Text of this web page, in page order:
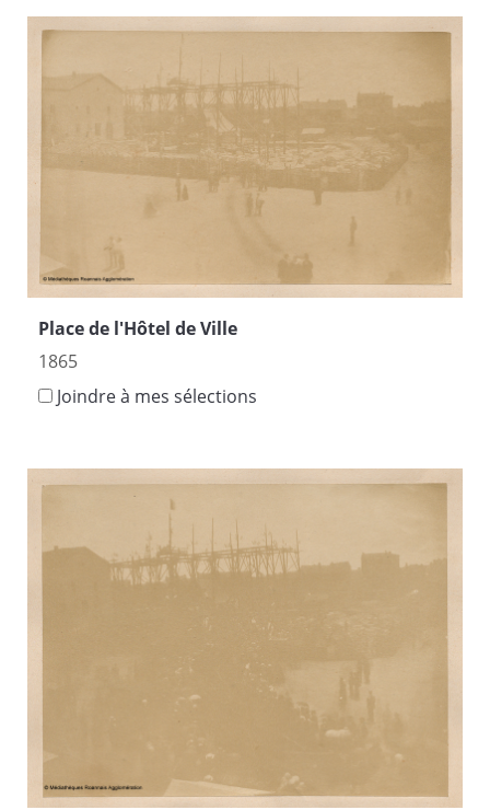
Place de l'Hôtel de Ville
1865
Joindre à mes sélections